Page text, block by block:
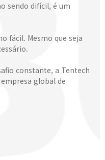
sendo difícil, é um
fácil. Mesmo que seja
constante, a Tentech
global de